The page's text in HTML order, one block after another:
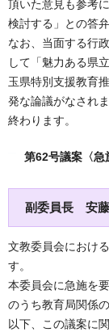
頂いた意見も参考
検討する」との答
なお、当面する行
して「魅力ある県
玉県特別支援教育
発な論議がなされ
終わります。
第62号議案〈急
副委員長 安
文教委員会におけ
す。
本委員会に急施を
のうち教育局関係
以下、この議案に